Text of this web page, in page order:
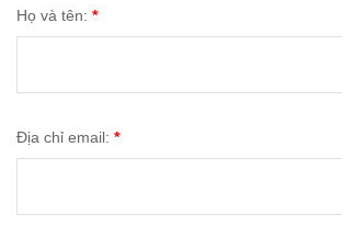
Họ và tên: *
Địa chỉ email: *